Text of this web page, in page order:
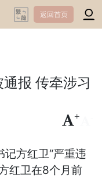
返回首页
报 传牵涉习
+
方红卫“严重违
红卫在8个月前